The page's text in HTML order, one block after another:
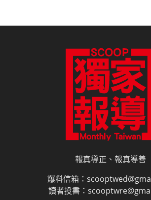
報真導正、報真導善
爆料信箱：
讀者投書：